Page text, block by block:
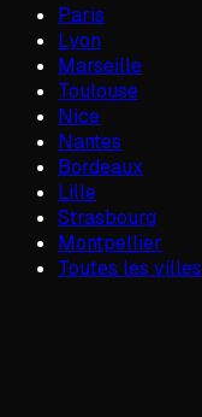
Paris
Lyon
Marseille
Toulouse
Nice
Nantes
Bordeaux
Lille
Strasbourg
Montpellier
Toutes les villes